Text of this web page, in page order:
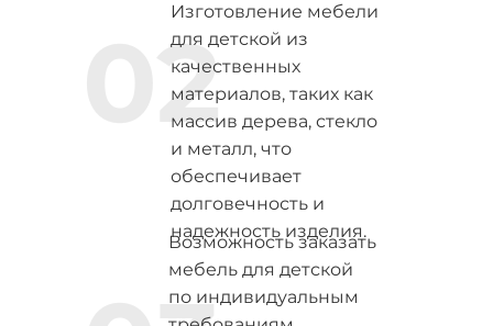
Изготовление мебели
для детской из
качественных
материалов, таких как
массив дерева, стекло
и металл, что
обеспечивает
долговечность и
надежность изделия.
Возможность заказать
мебель для детской
по индивидуальным
02